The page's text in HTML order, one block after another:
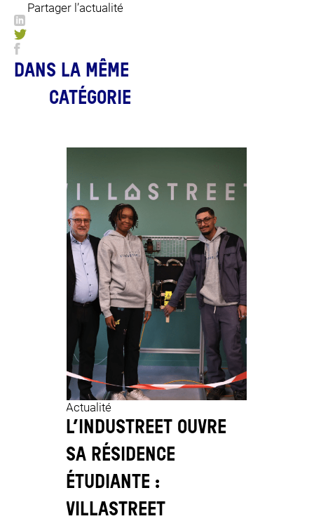
Partager l’actualité
DANS LA MÊME
CATÉGORIE
Actualité
L’INDUSTREET OUVRE
SA RÉSIDENCE
ÉTUDIANTE :
VILLASTREET